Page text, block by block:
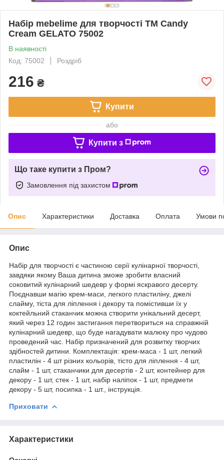
Набір mebelime для творчості ТМ Candy
Cream GELATO 75002
В наявності
Код: 75002
Роздріб
216 ₴
Купити
або
Купити з
Що таке купити з Пром?
Замовлення під захистом
Опис Характеристики Доставка Оплата Умови
Опис
Набір для творчості є частиною серії кулінарної творчості,
завдяки якому Ваша дитина зможе зробити власний
соковитий кулінарний шедевр у формі яскравого десерту.
Поєднавши магію крем-маси, легкого пластиліну, джелі
слайму, тіста для ліплення і декору та помістивши їх у
коктейльний стаканчик можна створити унікальний десерт,
який через 12 годин застигання перетвориться на справжній
кулінарний шедевр, що буде нагадувати малюку про чудово
проведений час. Набір призначений для розвитку творчих
здібностей дитини. Комплектація: крем-маса - 1 шт, легкий
пластилін - 4 шт різних кольорів, тісто для ліплення - 4 шт,
слайм - 1 шт, стаканчики для десертів - 2 шт, контейнер для
декору - 1 шт, стек - 1 шт, набір наліпок - 1 шт, предмети
декору - 5 шт, посипка - 1 шт., інструкція.
Приховати
Характеристики